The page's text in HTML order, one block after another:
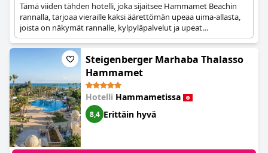
Tämä viiden tähden hotelli, joka sijaitsee Hammamet Beachin
rannalla, tarjoaa vieraille kaksi äärettömän upeaa uima-allasta,
joista on näkymät rannalle, kylpyläpalvelut ja upeat
majoitustilat merinäköalalla. La Badira on moderni rakennus,
jossa on historiallinen henki ja jossa rikas historia yhdistyy
moderniin ylellisyyteen.Steigenberger Marhaba Thalasso
Hammamet
Hotelli Hammametissa
8,4 Erittäin hyvä